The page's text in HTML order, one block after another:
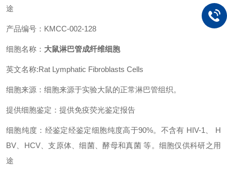
途
产品编号：KMCC-002-128
细胞名称： 大鼠淋巴管成纤维细胞
英文名称:Rat Lymphatic Fibroblasts Cells
细胞来源：细胞来源于实验大鼠的正常淋巴管组织。
提供细胞鉴定：提供免疫荧光鉴定报告
细胞纯度：经鉴定经鉴定细胞纯度高于90%。不含有 HIV-1、 H
BV、HCV、支原体、细菌、酵母和真菌 等。细胞仅供科研之用
途